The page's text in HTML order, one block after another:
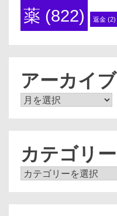
薬 (822) 返金 (2)
アーカイブ
ア
カテゴリー
カ